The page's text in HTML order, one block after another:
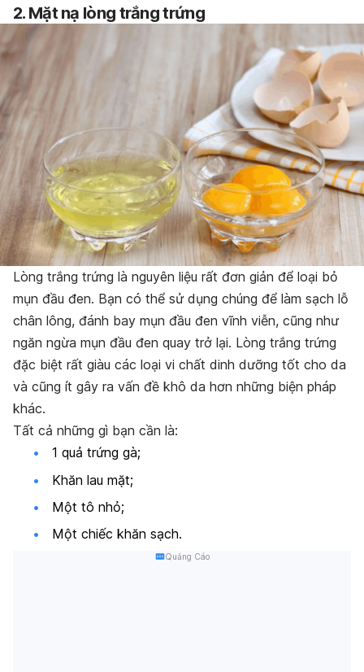
2. Mặt nạ lòng trắng trứng
Lòng trắng trứng là nguyên liệu rất đơn giản để loại bỏ
mụn đầu đen. Bạn có thể sử dụng chúng để làm sạch lỗ
chân lông, đánh bay mụn đầu đen vĩnh viễn, cũng như
ngăn ngừa mụn đầu đen quay trở lại. Lòng trắng trứng
đặc biệt rất giàu các loại vi chất dinh dưỡng tốt cho da
và cũng ít gây ra vấn đề khô da hơn những biện pháp
khác.
Tất cả những gì bạn cần là:
1 quả trứng gà;
Khăn lau mặt;
Một tô nhỏ;
Một chiếc khăn sạch.
Quảng Cáo